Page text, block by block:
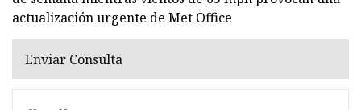
actualización urgente de Met Office
Enviar Consulta